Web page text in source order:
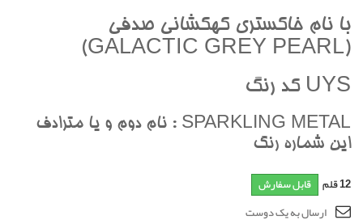
با نام خاکستري کهکشاني صدفي
(GALACTIC GREY PEARL)
UYS کد رنگ
SPARKLING METAL : نام دوم و يا مترادف
اين شماره رنگ
12قلم قابل سفارش
ارسال به یک دوست